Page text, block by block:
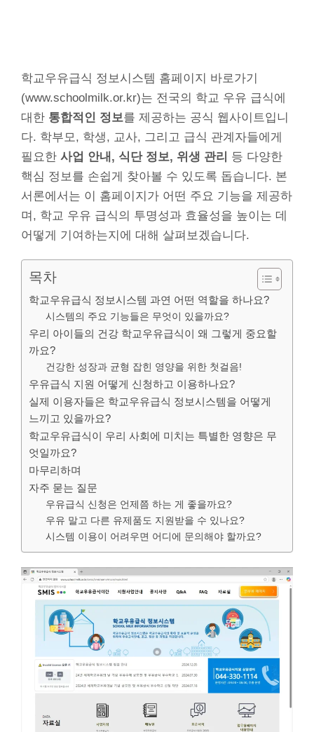
학교우유급식 정보시스템 홈페이지 바로가기
(www.schoolmilk.or.kr)는 전국의 학교 우유 급식에
대한 통합적인 정보를 제공하는 공식 웹사이트입니
다. 학부모, 학생, 교사, 그리고 급식 관계자들에게
필요한 사업 안내, 식단 정보, 위생 관리 등 다양한
핵심 정보를 손쉽게 찾아볼 수 있도록 돕습니다. 본
서론에서는 이 홈페이지가 어떤 주요 기능을 제공하
며, 학교 우유 급식의 투명성과 효율성을 높이는 데
어떻게 기여하는지에 대해 살펴보겠습니다.
목차
학교우유급식 정보시스템 과연 어떤 역할을 하나요?
시스템의 주요 기능들은 무엇이 있을까요?
우리 아이들의 건강 학교우유급식이 왜 그렇게 중요할
까요?
건강한 성장과 균형 잡힌 영양을 위한 첫걸음!
우유급식 지원 어떻게 신청하고 이용하나요?
실제 이용자들은 학교우유급식 정보시스템을 어떻게
느끼고 있을까요?
학교우유급식이 우리 사회에 미치는 특별한 영향은 무
엇일까요?
마무리하며
자주 묻는 질문
우유급식 신청은 언제쯤 하는 게 좋을까요?
우유 말고 다른 유제품도 지원받을 수 있나요?
시스템 이용이 어려우면 어디에 문의해야 할까요?